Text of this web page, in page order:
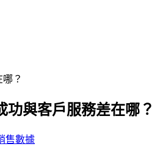
功與客戶服務差在哪？
售數據